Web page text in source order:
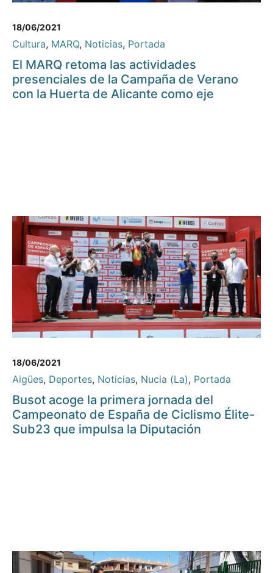
18/06/2021
Cultura, MARQ, Noticias, Portada
El MARQ retoma las actividades
presenciales de la Campaña de Verano
con la Huerta de Alicante como eje
18/06/2021
Aigües, Deportes, Noticias, Nucia (La), Portada
Busot acoge la primera jornada del
Campeonato de España de Ciclismo Élite-
Sub23 que impulsa la Diputación